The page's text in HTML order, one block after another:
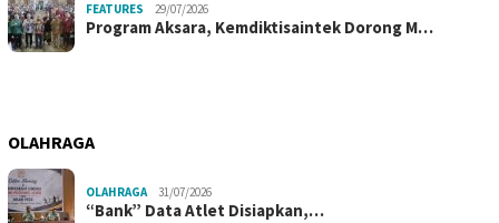
FEATURES 29/07/2026
Program Aksara, Kemdiktisaintek Dorong M…
OLAHRAGA
OLAHRAGA 31/07/2026
“Bank” Data Atlet Disiapkan,…